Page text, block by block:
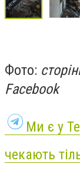
Фото:
Facebook
Ми є у
чекають